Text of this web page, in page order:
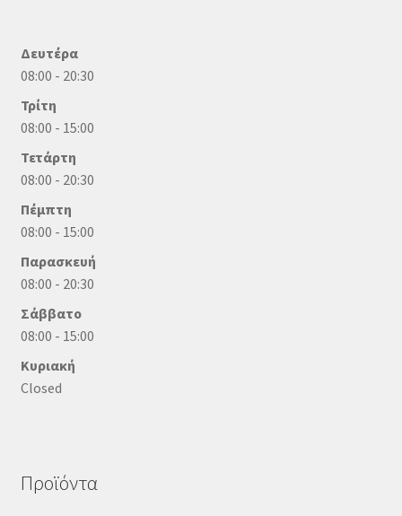
Δευτέρα
08:00 - 20:30
Τρίτη
08:00 - 15:00
Τετάρτη
08:00 - 20:30
Πέμπτη
08:00 - 15:00
Παρασκευή
08:00 - 20:30
Σάββατο
08:00 - 15:00
Κυριακή
Closed
Προϊόντα